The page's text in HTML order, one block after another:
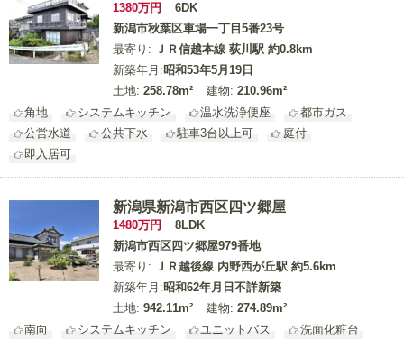
1380万円
6DK
新潟市秋葉区車場一丁目5番23号
最寄り: ＪＲ信越本線 荻川駅 約0.8km
新築年月:昭和53年5月19日
土地: 258.78m² 建物: 210.96m²
角地
システムキッチン 温水洗浄便座
都市ガス
公営水道
公共下水 駐車3台以上可
庭付
即入居可
新潟県新潟市西区四ツ郷屋
1480万円
8LDK
新潟市西区四ツ郷屋979番地
最寄り: ＪＲ越後線 内野西が丘駅 約5.6km
新築年月:昭和62年月日不詳新築
土地: 942.11m² 建物: 274.89m²
南向
システムキッチン ユニットバス
洗面化粧台